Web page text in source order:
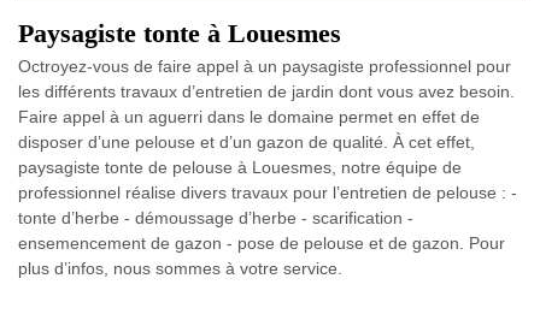
Paysagiste tonte à Louesmes
Octroyez-vous de faire appel à un paysagiste professionnel pour
les différents travaux d’entretien de jardin dont vous avez besoin.
Faire appel à un aguerri dans le domaine permet en effet de
disposer d’une pelouse et d’un gazon de qualité. À cet effet,
paysagiste tonte de pelouse à Louesmes, notre équipe de
professionnel réalise divers travaux pour l’entretien de pelouse : -
tonte d’herbe - démoussage d’herbe - scarification -
ensemencement de gazon - pose de pelouse et de gazon. Pour
plus d’infos, nous sommes à votre service.